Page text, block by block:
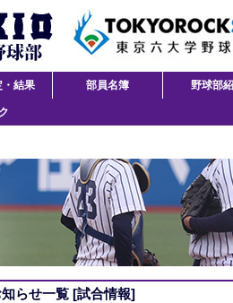
・結果 部員名簿 野球部
知らせ一覧 [試合情報]